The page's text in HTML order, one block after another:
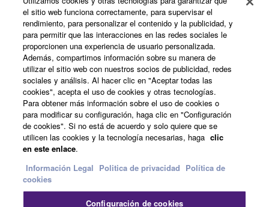
Productos y soluciones
Noticias
Acerca de Yamaha
España - Spanish
Consumer
el sitio web funciona correctamente, para supervisar el
rendimiento, para personalizar el contenido y la publicidad, y
para permitir que las interacciones en las redes sociales le
proporcionen una experiencia de usuario personalizada.
Además, compartimos información sobre su manera de
utilizar el sitio web con nuestros socios de publicidad, redes
sociales y análisis. Al hacer clic en "Aceptar todas las
cookies", acepta el uso de cookies y otras tecnologías.
Para obtener más información sobre el uso de cookies o
para modificar su configuración, haga clic en "Configuración
de cookies". Si no está de acuerdo y solo quiere que se
utilicen las cookies y la tecnología necesarias, haga clic
en este enlace.
Información Legal Politica de privacidad Política de
cookies
Configuración de cookies